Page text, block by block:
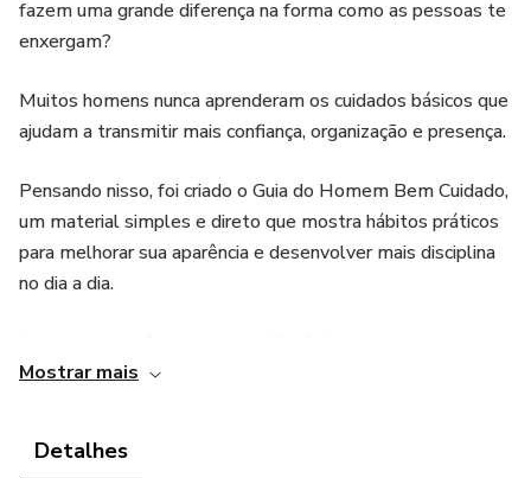
fazem uma grande diferença na forma como as pessoas te
enxergam?
Muitos homens nunca aprenderam os cuidados básicos que
ajudam a transmitir mais confiança, organização e presença.
Pensando nisso, foi criado o Guia do Homem Bem Cuidado,
um material simples e direto que mostra hábitos práticos
para melhorar sua aparência e desenvolver mais disciplina
no dia a dia.
podem transformar sua rotina e ajudar a melhorar sua
Além disso, você também encontrará um Desafio de 30
Mostrar mais
Detalhes